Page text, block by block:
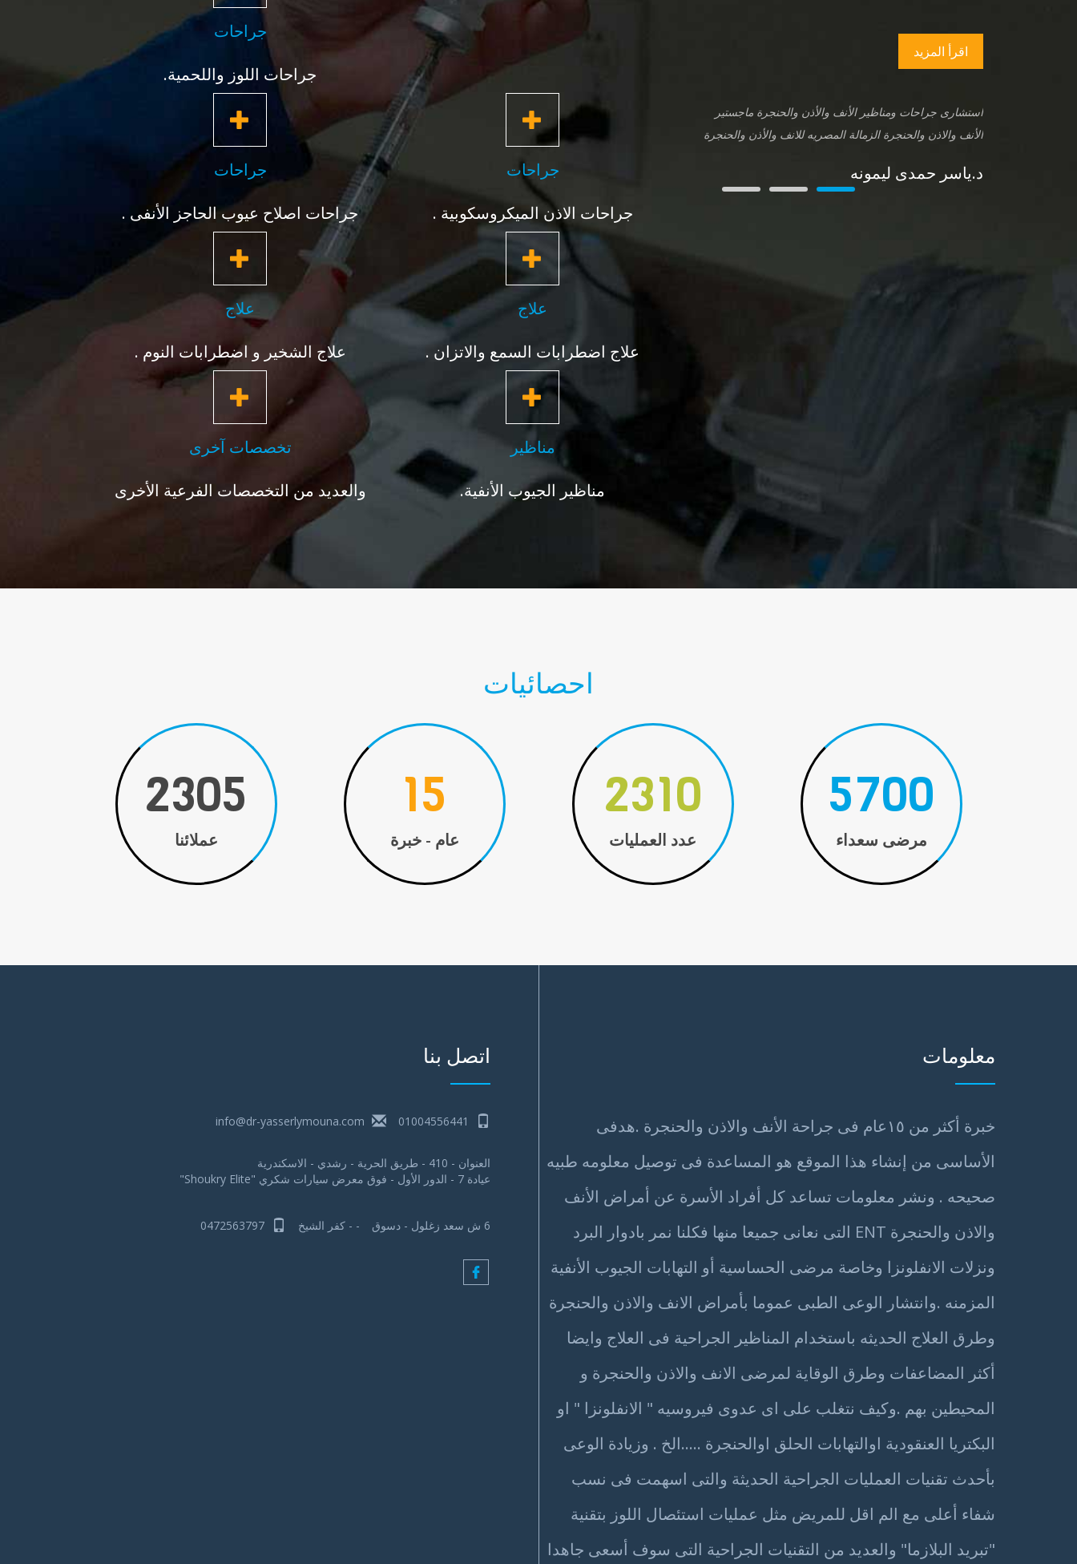
اقرأ المزيد
استشارى جراحات ومناظير الأنف والأذن والحنجرة ماجستير
الأنف والاذن والحنجرة الزمالة المصريه للانف والأذن والحنجرة
د.ياسر حمدى ليمونه
جراحات
جراحات اللوز واللحمية.
جراحات
جراحات الاذن الميكروسكوبية .
جراحات
جراحات اصلاح عيوب الحاجز الأنفى .
علاج
علاج اضطرابات السمع والاتزان .
علاج
علاج الشخير و اضطرابات النوم .
مناظير
مناظير الجيوب الأنفية.
تخصصات آخرى
والعديد من التخصصات الفرعية الأخرى
احصائيات
5700
مرضى سعداء
3630
عدد العمليات
15
عام - خبرة
2500
عملائنا
اتصل بنا
01004556441
info@dr-yasserlymouna.com
العنوان - 410 - طريق الحرية - رشدي - الاسكندرية
عيادة 7 - الدور الأول - فوق معرض سيارات شكري "Shoukry Elite"
6 ش سعد زغلول - دسوق - - كفر الشيخ 0472563797
معلومات
خبرة أكثر من ١٥عام فى جراحة الأنف والاذن والحنجرة .هدفى
الأساسى من إنشاء هذا الموقع هو المساعدة فى توصيل معلومه طبيه
صحيحه . ونشر معلومات تساعد كل أفراد الأسرة عن أمراض الأنف
والاذن والحنجرة ENT التى نعانى جميعا منها فكلنا نمر بادوار البرد
ونزلات الانفلونزا وخاصة مرضى الحساسية أو التهابات الجيوب الأنفية
المزمنه .وانتشار الوعى الطبى عموما بأمراض الانف والاذن والحنجرة
وطرق العلاج الحديثه باستخدام المناظير الجراحية فى العلاج وايضا
أكثر المضاعفات وطرق الوقاية لمرضى الانف والاذن والحنجرة و
المحيطين بهم .وكيف نتغلب على اى عدوى فيروسيه " الانفلونزا " او
البكتريا العنقودية اوالتهابات الحلق اوالحنجرة .....الخ . وزيادة الوعى
بأحدث تقنيات العمليات الجراحية الحديثة والتى اسهمت فى نسب
شفاء أعلى مع الم اقل للمريض مثل عمليات استئصال اللوز بتقنية
"تبريد البلازما" والعديد من التقنيات الجراحية التى سوف أسعى جاهدا